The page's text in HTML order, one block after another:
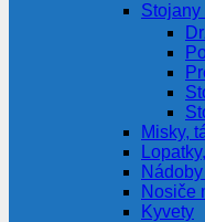
Stojany
Misky,
Nosiče
Kyvety